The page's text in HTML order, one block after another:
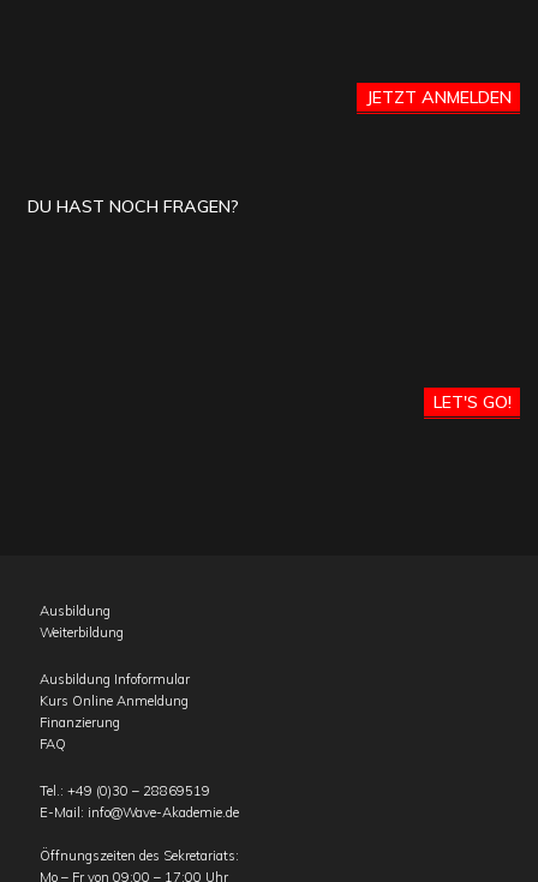
JETZT ANMELDEN
DU HAST NOCH FRAGEN?
LET'S GO!
Ausbildung
Weiterbildung
Ausbildung Infoformular
Kurs Online Anmeldung
Finanzierung
FAQ
Tel.: +49 (0)30 – 28869519
E-Mail: info@Wave-Akademie.de
Öffnungszeiten des Sekretariats:
Mo – Fr von 09:00 – 17:00 Uhr